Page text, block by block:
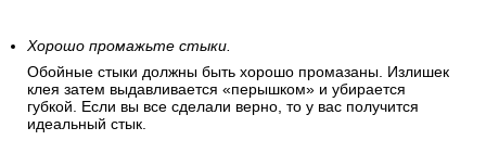
Хорошо промажьте стыки.
Обойные стыки должны быть хорошо промазаны. Излишек
клея затем выдавливается «перышком» и убирается
губкой. Если вы все сделали верно, то у вас получится
идеальный стык.